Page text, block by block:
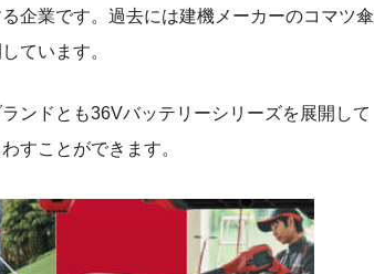
企業です。過去には建機メーカーのコマツ傘
ています。
ンドとも36Vバッテリーシリーズを展開して
すことができます。